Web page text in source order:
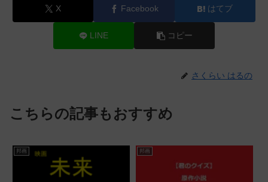
X Facebook はてブ
LINE コピー
さくらい はるの
こちらの記事もおすすめ
邦画 邦画